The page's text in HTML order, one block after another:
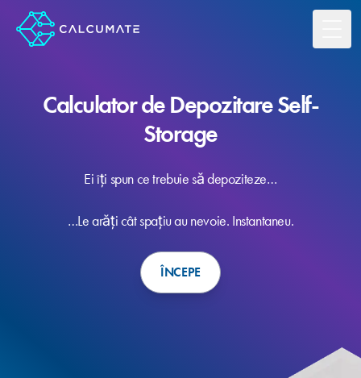
Calculator de Depozitare Self-
Storage
Ei îți spun ce trebuie să depoziteze…
…Le arăți cât spațiu au nevoie. Instantaneu.
ÎNCEPE